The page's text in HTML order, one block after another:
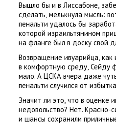
Вышло бы и в Лиссабоне,
сделать, мелькнула мысль:
пенальти удалось бы
которой израильтянином
на фланге был в доску свой
Возвращение ивуарийца, как
в комфортную среду, Сейду
мало. А ЦСКА вчера даже
пенальти случился от
Значит ли это, что в оценке
недовольство? Нет. Красно-
и шансы сохранили